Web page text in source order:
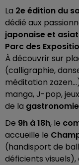
La 2e édition du
dédié aux
japonaise et
Parc des
À découvrir sur
(calligraphie,
méditation
manga, J-pop,
de la
De 9h à 18h, le
accueille le
(handisport de
déficients visuels),